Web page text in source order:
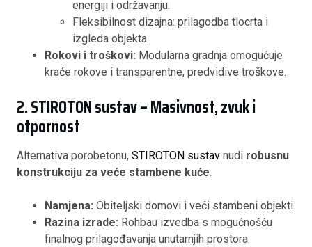
energiji i održavanju.
Fleksibilnost dizajna: prilagodba tlocrta i
izgleda objekta.
Rokovi i troškovi: Modularna gradnja omogućuje
kraće rokove i transparentne, predvidive troškove.
2. STIROTON sustav – Masivnost, zvuk i
otpornost
Alternativa porobetonu, STIROTON sustav nudi robusnu
konstrukciju za veće stambene kuće.
Namjena: Obiteljski domovi i veći stambeni objekti.
Razina izrade: Rohbau izvedba s mogućnošću
finalnog prilagođavanja unutarnjih prostora.